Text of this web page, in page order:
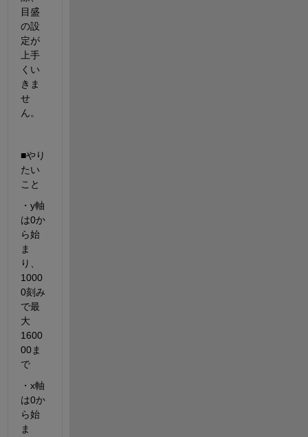
目盛
の設
定が
上手
くい
きま
せ
ん。
■やり
たい
こと
・y軸
は0か
ら始
ま
り、
1000
0刻み
で最
大
1600
00ま
で
・x軸
は0か
ら始
ま